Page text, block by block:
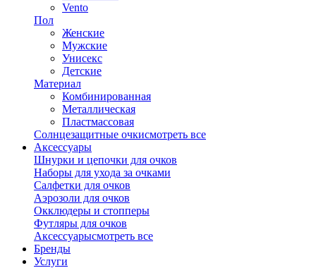
Vento
Пол
Женские
Мужские
Унисекс
Детские
Материал
Комбинированная
Металлическая
Пластмассовая
Солнцезащитные очкисмотреть все
Аксессуары
Шнурки и цепочки для очков
Наборы для ухода за очками
Салфетки для очков
Аэрозоли для очков
Окклюдеры и стопперы
Футляры для очков
Аксессуарысмотреть все
Бренды
Услуги